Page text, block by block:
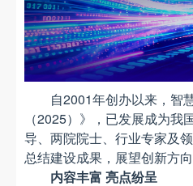
自2001年创办以来，智
（2025）》，已发展成为
导、两院院士、行业专家及
总结建设成果，展望创新方
内容丰富 亮点纷呈